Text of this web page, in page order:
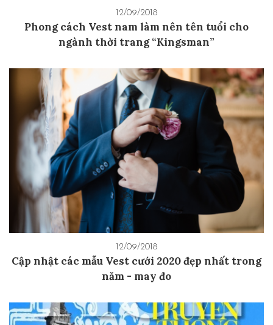
12/09/2018
Phong cách Vest nam làm nên tên tuổi cho
ngành thời trang “Kingsman”
12/09/2018
Cập nhật các mẫu Vest cưới 2020 đẹp nhất trong
năm - may đo